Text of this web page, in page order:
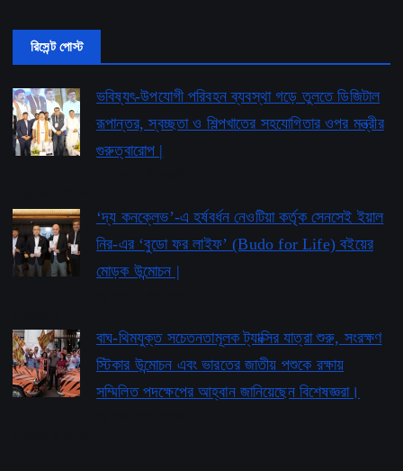
রিসেন্ট পোস্ট
ভবিষ্যৎ-উপযোগী পরিবহন ব্যবস্থা গড়ে তুলতে ডিজিটাল
রূপান্তর, স্বচ্ছতা ও শিল্পখাতের সহযোগিতার ওপর মন্ত্রীর
গুরুত্বারোপ |
‘দ্য কনক্লেভ’-এ হর্ষবর্ধন নেওটিয়া কর্তৃক সেনসেই ইয়াল
নির-এর ‘বুডো ফর লাইফ’ ​​(Budo for Life) বইয়ের
মোড়ক উন্মোচন |
বাঘ-থিমযুক্ত সচেতনতামূলক ট্যাক্সির যাত্রা শুরু, সংরক্ষণ
স্টিকার উন্মোচন এবং ভারতের জাতীয় পশুকে রক্ষায়
সম্মিলিত পদক্ষেপের আহ্বান জানিয়েছেন বিশেষজ্ঞরা।